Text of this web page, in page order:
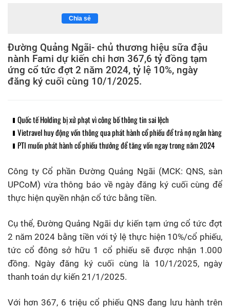
Chia sẻ
Đường Quảng Ngãi- chủ thương hiệu sữa đậu
nành Fami dự kiến chi hơn 367,6 tỷ đồng tạm
ứng cổ tức đợt 2 năm 2024, tỷ lệ 10%, ngày
đăng ký cuối cùng 10/1/2025.
Quốc tế Holding bị xử phạt vì công bố thông tin sai lệch
Vietravel huy động vốn thông qua phát hành cổ phiếu để trả nợ ngân hàng
PTI muốn phát hành cổ phiếu thưởng để tăng vốn ngay trong năm 2024
Công ty Cổ phần Đường Quảng Ngãi (MCK: QNS, sàn
UPCoM) vừa thông báo về ngày đăng ký cuối cùng để
thực hiện quyền nhận cổ tức bằng tiền.
Cụ thể, Đường Quảng Ngãi dự kiến tạm ứng cổ tức đợt
2 năm 2024 bằng tiền với tỷ lệ thực hiện 10%/cổ phiếu,
tức cổ đông sở hữu 1 cổ phiếu sẽ được nhận 1.000
đồng. Ngày đăng ký cuối cùng là 10/1/2025, ngày
thanh toán dự kiến 21/1/2025.
Với hơn 367, 6 triệu cổ phiếu QNS đang lưu hành trên